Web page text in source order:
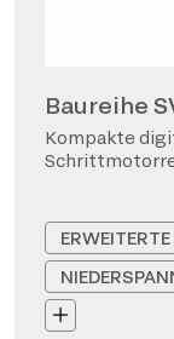
Baureihe
Kompakte